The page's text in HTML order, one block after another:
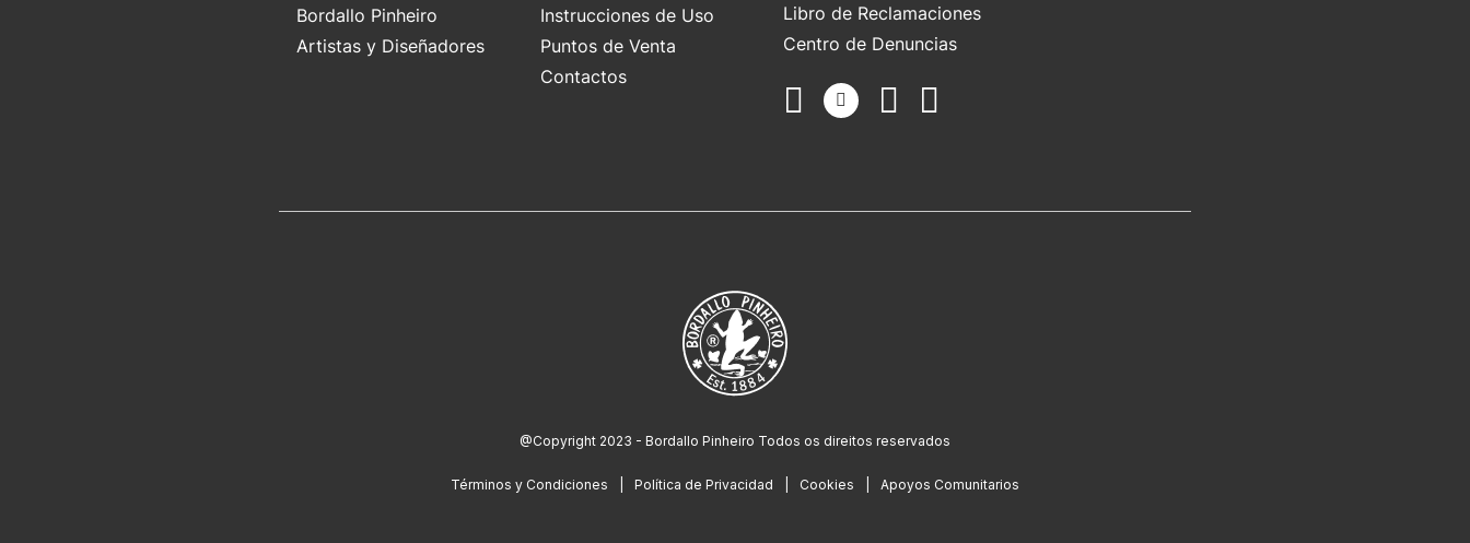
Bordallo Pinheiro
Artistas y Diseñadores
Instrucciones de Uso
Puntos de Venta
Contactos
Libro de Reclamaciones
Centro de Denuncias
@Copyright 2023 - Bordallo Pinheiro Todos os direitos reservados
Términos y Condiciones Política de Privacidad Cookies Apoyos Comunitarios